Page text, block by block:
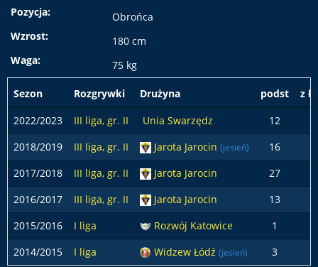
Pozycja:
Obrońca
Wzrost:
180 cm
Waga:
75 kg
Sezon Rozgrywki Drużyna podst
z
2022/2023
III liga, gr. II Unia Swarzędz 12
2018/2019
III liga, gr. II Jarota Jarocin (jesień)
16
2017/2018
III liga, gr. II Jarota Jarocin 27
2016/2017
III liga, gr. II Jarota Jarocin 13
2015/2016
I liga Rozwój Katowice
1
2014/2015
I liga Widzew Łódź (jesień) 3